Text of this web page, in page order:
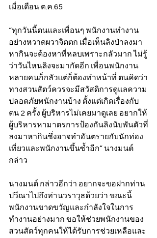
เมื่อเดือน ต.ค.65
“ทุกวันนี้ตนและเพื่อนๆ พนักงานทำงาน
อย่างหวาดผวาจิตตก เมื่อเห็นลิงป่าลงมา
หากินจะต้องหาที่หลบเพราะกลัวมาก ไม่รู้
ว่าวันไหนลิงจะมากัดอีก เพื่อนพนักงาน
หลายคนก็กลัวแต่ก็ต้องทำหน้าที่ ตนคิดว่า
ทางสวนสัตว์ควรจะมีสวัสดิการดูแลความ
ปลอดภัยพนักงานบ้าง ตั้งแต่เกิดเรื่องกับ
ตน 2 ครั้ง ผู้บริหารไม่เคยมาดูเลย อยากให้
ผู้บริหารหามาตรการป้องกันลิงนับพันตัวที่
ลงมาหากินซึ่งอาจทำอันตรายกับนักท่อง
เที่ยวและพนักงานขึ้นซ้ำอีก” นางมนต์
กล่าว
นางมนต์ กล่าวอีกว่า อยากจะขอฝากท่าน
ปวีณาไปถึงท่านวราวุธด้วยว่า ขณะนี้
พนักงานขาดขวัญและกำลังใจในการ
ทำงานอย่างมาก ขอให้ช่วยพนักงานของ
สวนสัตว์ทุกคนให้ได้รับการช่วยเหลือและ